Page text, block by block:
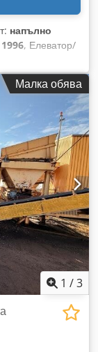
напълно
1996, Елеватор/
S Daepfx
26 м
Малка обява
1 /3